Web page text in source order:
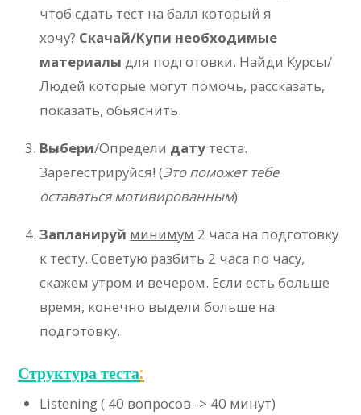
чтоб сдать тест на балл который я
хочу? Скачай/Купи необходимые
материалы для подготовки. Найди Курсы/
Людей которые могут помочь, рассказать,
показать, обьяснить.
Выбери/Определи дату теста.
Зарегестрируйся! (Это поможет тебе
оставаться мотивированным)
Запланируй минимум 2 часа на подготовку
к тесту. Советую разбить 2 часа по часу,
скажем утром и вечером. Если есть больше
время, конечно выдели больше на
подготовку.
Структура теста:
Listening ( 40 вопросов -> 40 минут)